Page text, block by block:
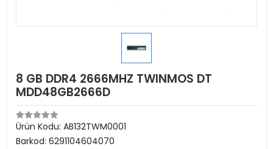
8 GB DDR4 2666MHZ TWINMOS DT
MDD48GB2666D
Ürün Kodu: AB132TWM0001
Barkod: 6291104604070